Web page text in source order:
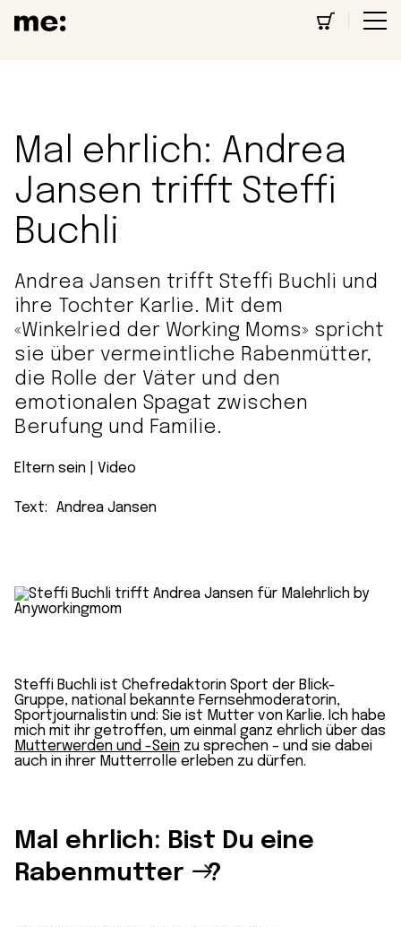
Mal ehrlich: Andrea
Jansen trifft Steffi
Buchli
Andrea Jansen trifft Steffi Buchli und
ihre Tochter Karlie. Mit dem
«Winkelried der Working Moms» spricht
sie über vermeintliche Rabenmütter,
die Rolle der Väter und den
emotionalen Spagat zwischen
Berufung und Familie.
Eltern sein Video
Text: Andrea Jansen
Steffi Buchli ist Chefredaktorin Sport der Blick-
Gruppe, national bekannte Fernsehmoderatorin,
Sportjournalistin und: Sie ist Mutter von Karlie. Ich habe
mich mit ihr getroffen, um einmal ganz ehrlich über das
Mutterwerden und -Sein zu sprechen – und sie dabei
auch in ihrer Mutterrolle erleben zu dürfen.
Mal ehrlich: Bist Du eine
Rabenmutter
?